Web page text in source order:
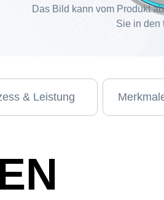
Das Bild kann vom Produkt
Sie in den
& Leistung